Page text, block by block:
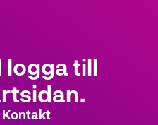
Kontakt